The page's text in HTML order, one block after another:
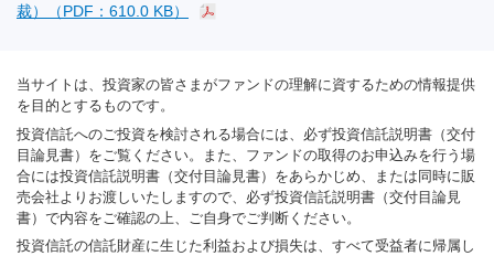
裁）（PDF：610.0 KB）
当サイトは、投資家の皆さまがファンドの理解に資するための情報提供
を目的とするものです。
投資信託へのご投資を検討される場合には、必ず投資信託説明書（交付
目論見書）をご覧ください。また、ファンドの取得のお申込みを行う場
合には投資信託説明書（交付目論見書）をあらかじめ、または同時に販
売会社よりお渡しいたしますので、必ず投資信託説明書（交付目論見
書）で内容をご確認の上、ご自身でご判断ください。
投資信託の信託財産に生じた利益および損失は、すべて受益者に帰属し